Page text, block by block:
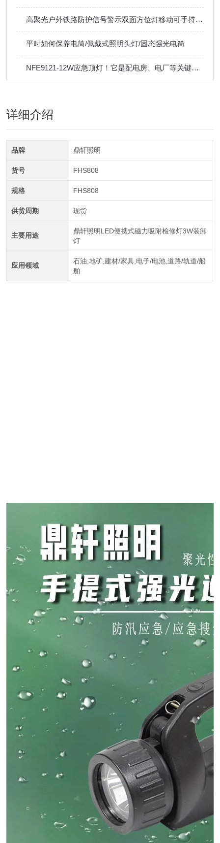
高聚光户外铁路防护信号警示双面方位灯移动可手持伸缩底部磁吸
平时如何保养电筒/佩戴式照明头灯/固态强光电筒
NFE9121-12W应急顶灯！它是配电房、电厂等关键场所的守护神！
详细介绍
品牌 鼎轩照明
货号 FHS808
规格 FHS808
供货周期 现货
主要用途
鼎轩照明LED便携式磁力吸附检修灯3W装卸
灯
应用领域
石油,地矿,建材/家具,电子/电池,道路/轨道/船
舶